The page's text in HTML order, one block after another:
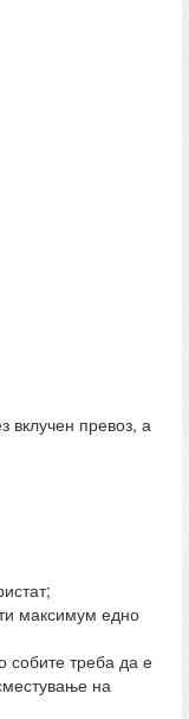
превоз, а
максимум едно
собите треба да е
на